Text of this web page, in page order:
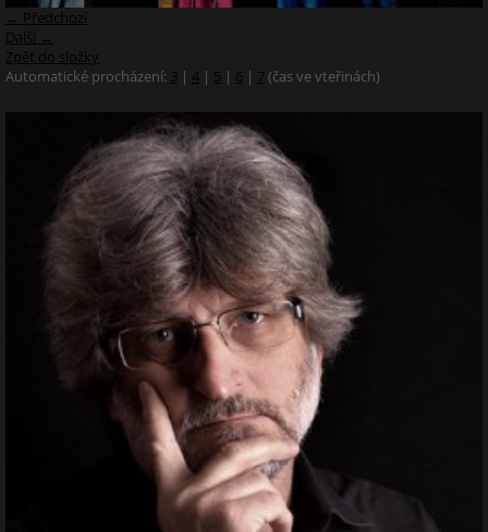
← Předchozí
Další →
Zpět do složky
Automatické procházení: 3 | 4 | 5 | 6 | 7 (čas ve vteřinách)